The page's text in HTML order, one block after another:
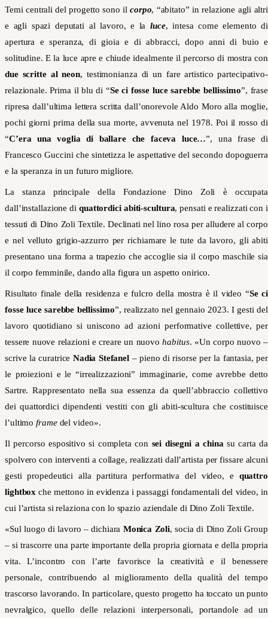
Temi centrali del progetto sono il corpo, “abitato” in relazione agli altri
e agli spazi deputati al lavoro, e la luce, intesa come elemento di
apertura e speranza, di gioia e di abbracci, dopo anni di buio e
solitudine. E la luce apre e chiude idealmente il percorso di mostra con
due scritte al neon, testimonianza di un fare artistico partecipativo-
relazionale. Prima il blu di “Se ci fosse luce sarebbe bellissimo”, frase
ripresa dall’ultima lettera scritta dall’onorevole Aldo Moro alla moglie,
pochi giorni prima della sua morte, avvenuta nel 1978. Poi il rosso di
“C’era una voglia di ballare che faceva luce…”, una frase di
Francesco Guccini che sintetizza le aspettative del secondo dopoguerra
e la speranza in un futuro migliore.
La stanza principale della Fondazione Dino Zoli è occupata
dall’installazione di quattordici abiti-scultura, pensati e realizzati con i
tessuti di Dino Zoli Textile. Declinati nel lino rosa per alludere al corpo
e nel velluto grigio-azzurro per richiamare le tute da lavoro, gli abiti
presentano una forma a trapezio che accoglie sia il corpo maschile sia
il corpo femminile, dando alla figura un aspetto onirico.
Risultato finale della residenza e fulcro della mostra è il video “Se ci
fosse luce sarebbe bellissimo”, realizzato nel gennaio 2023. I gesti del
lavoro quotidiano si uniscono ad azioni performative collettive, per
tessere nuove relazioni e creare un nuovohabitus. «Un corpo nuovo –
scrive la curatrice Nadia Stefanel – pieno di risorse per la fantasia, per
le proiezioni e le “irrealizzazioni” immaginarie, come avrebbe detto
Sartre. Rappresentato nella sua essenza da quell’abbraccio collettivo
dei quattordici dipendenti vestiti con gli abiti-scultura che costituisce
l’ultimoframedel video».
Il percorso espositivo si completa con sei disegni a chinasu carta da
spolvero con interventi a collage, realizzati dall’artista per fissare alcuni
gesti propedeutici alla partitura performativa del video, e quattro
lightbox che mettono in evidenza i passaggi fondamentali del video, in
cui l’artista si relaziona con lo spazio aziendale di Dino Zoli Textile.
«Sul luogo di lavoro – dichiara Monica Zoli, socia di Dino Zoli Group
– si trascorre una parte importante della propria giornata e della propria
vita. L’incontro con l’arte favorisce la creatività e il benessere
personale, contribuendo al miglioramento della qualità del tempo
trascorso lavorando. In particolare, questo progetto ha toccato un punto
nevralgico, quello delle relazioni interpersonali, portandole ad un